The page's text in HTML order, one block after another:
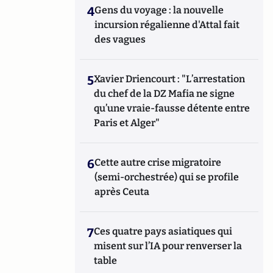
4Gens du voyage : la nouvelle
incursion régalienne d'Attal fait
des vagues
5Xavier Driencourt : "L’arrestation
du chef de la DZ Mafia ne signe
qu’une vraie-fausse détente entre
Paris et Alger"
6Cette autre crise migratoire
(semi-orchestrée) qui se profile
après Ceuta
7Ces quatre pays asiatiques qui
misent sur l’IA pour renverser la
table